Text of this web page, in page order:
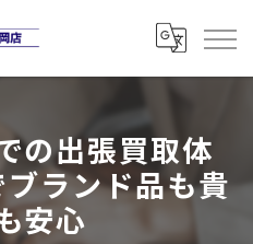
の出張買取体
ランド品も貴
安心